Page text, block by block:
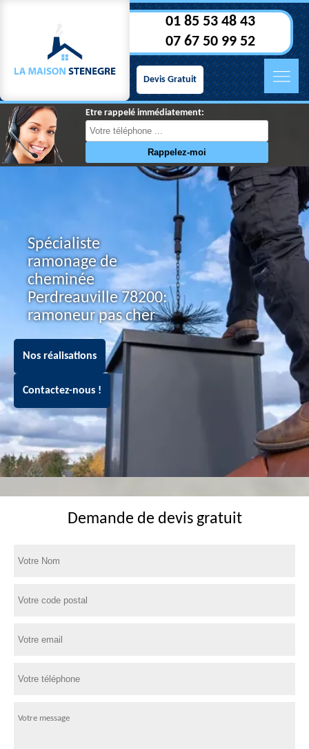
01 85 53 48 43
07 67 50 99 52
Devis Gratuit
Etre rappelé immédiatement:
Spécialiste
ramonage de
cheminée
Perdreauville 78200:
ramoneur pas cher
Nos réalisations
Contactez-nous !
Demande de devis gratuit